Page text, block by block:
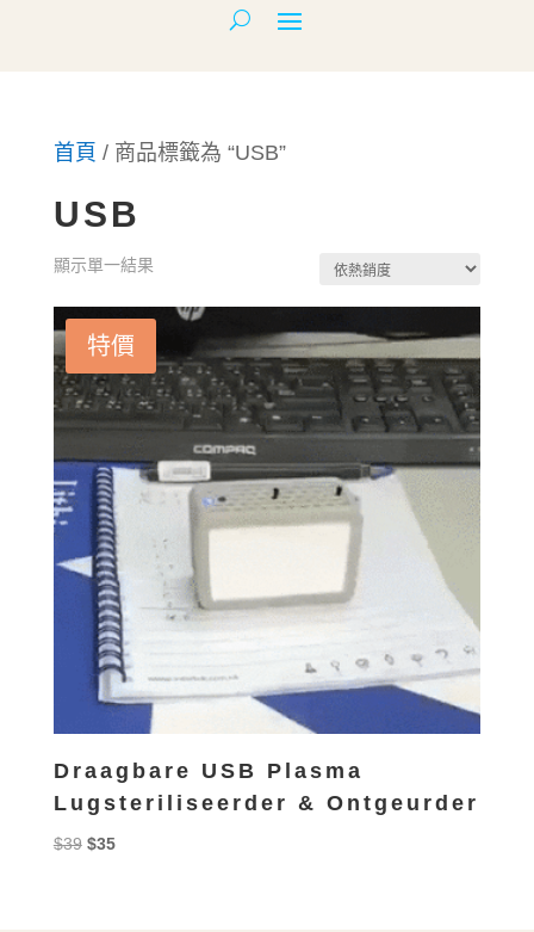
首頁 / 商品標籤為 “USB”
USB
顯示單一結果
特價
Draagbare USB Plasma
Lugsteriliseerder & Ontgeurder
$39 Original
$35Current